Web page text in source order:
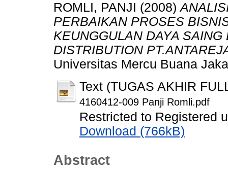
ROMLI, PANJI (2008)
PERBAIKAN PROSES
KEUNGGULAN DAYA
DISTRIBUTION
Universitas Mercu Buana
Text (TUGAS AKHIR
4160412-009 Panji Romli.pdf
Restricted to Registered
Download (766kB)
Abstract